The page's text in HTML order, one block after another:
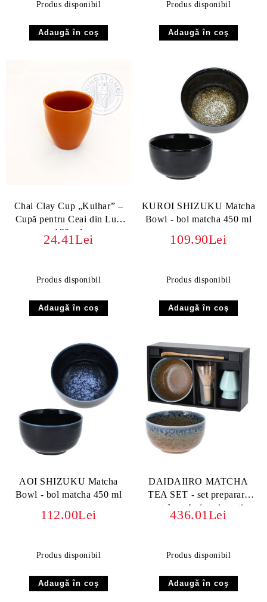
Produs disponibil Produs disponibil
Chai Clay Cup „Kulhar” –
Cupă pentru Ceai din Lut,
130 ml
24.41Lei
Produs disponibil
KUROI SHIZUKU Matcha
Bowl - bol matcha 450 ml
109.90Lei
Produs disponibil
AOI SHIZUKU Matcha
Bowl - bol matcha 450 ml
112.00Lei
Produs disponibil
DAIDAIIRO MATCHA
TEA SET - set preparare
matcha - 4 piese in cutie
cadou
436.01Lei
Produs disponibil